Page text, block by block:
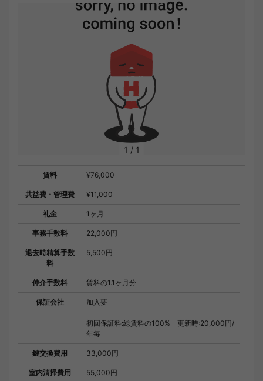
1 / 1
賃料 ¥76,000
共益費・管理費 ¥11,000
礼金 1ヶ月
事務手数料 22,000円
退去時精算手数
料
5,500円
仲介手数料 賃料の1.1ヶ月分
保証会社 加入要
初回保証料:総賃料の100% 更新時:20,000円/
年毎
鍵交換費用 33,000円
室内清掃費用 55,000円